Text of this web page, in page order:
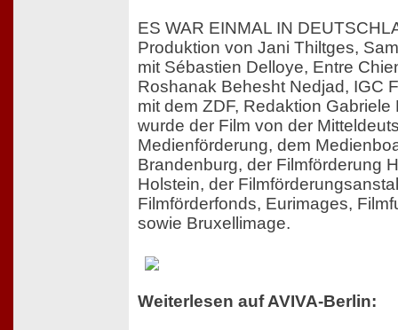
ES WAR EINMAL IN
Produktion von Jani Thiltges,
mit Sébastien Delloye, Entre
Roshanak Behesht Nedjad, IGC
mit dem ZDF, Redaktion Gabriele
wurde der Film von der
Medienförderung, dem
Brandenburg, der Filmförderung
Holstein, der
Filmförderfonds, Eurimages,
sowie Bruxellimage.
Weiterlesen auf AVIVA-Berlin: